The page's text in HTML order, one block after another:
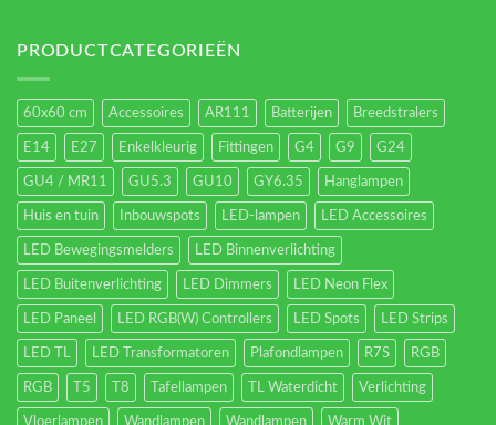
energieverbruik.
PRODUCTCATEGORIEËN
60x60 cm Accessoires AR111 Batterijen Breedstralers
E14 E27 Enkelkleurig Fittingen G4 G9 G24
GU4 / MR11 GU5.3 GU10 GY6.35 Hanglampen
Huis en tuin Inbouwspots LED-lampen LED Accessoires
LED Bewegingsmelders LED Binnenverlichting
LED Buitenverlichting LED Dimmers LED Neon Flex
LED Paneel LED RGB(W) Controllers LED Spots LED Strips
LED TL LED Transformatoren Plafondlampen R7S RGB
RGB T5 T8 Tafellampen TL Waterdicht Verlichting
Vloerlampen Wandlampen Wandlampen Warm Wit